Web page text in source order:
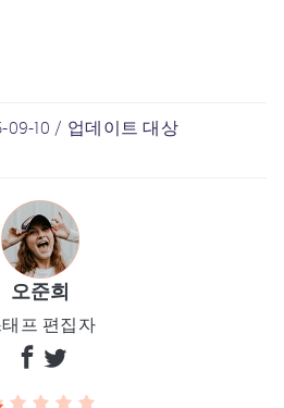
09-10 / 업데이트 대상
오준희
프 편집자